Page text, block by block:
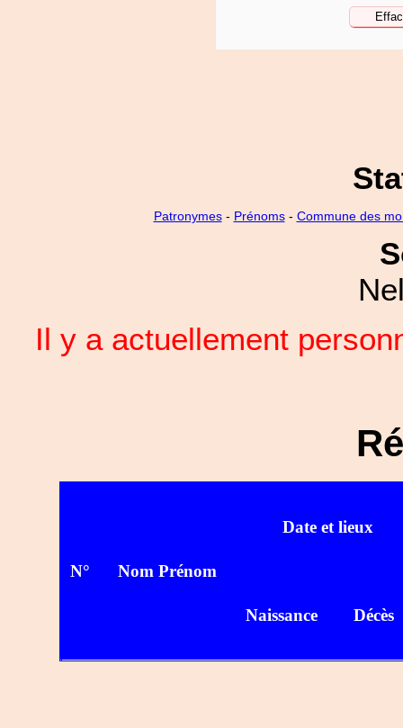
Patronymes- Prénoms- Commune des
Il y a actuellement
N° Nom Prénom
Date et lieux
Naissance Décès